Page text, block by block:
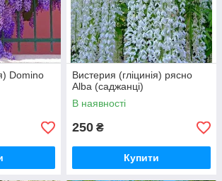
Domino
Вистерия (гліцинія) рясно
Alba (саджанці)
В наявності
250 ₴
Купити